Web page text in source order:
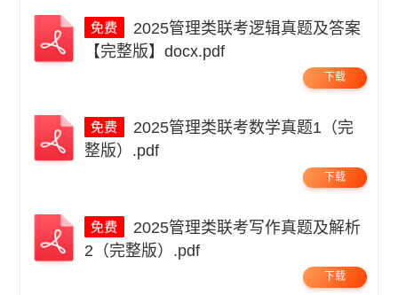
【完整版】docx.pdf
下载
整版）.pdf
下载
2（完整版）.pdf
下载